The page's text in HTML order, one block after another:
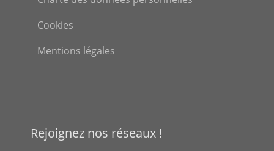
Cookies
Mentions légales
Rejoignez nos réseaux !